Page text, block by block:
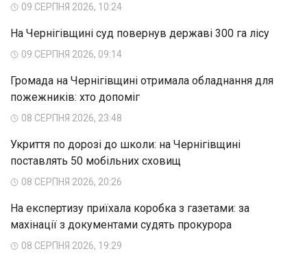
09 СЕРПНЯ 2026, 10:24
На Чернігівщині суд повернув державі 300 га лісу
09 СЕРПНЯ 2026, 09:14
Громада на Чернігівщині отримала обладнання для
пожежників: хто допоміг
08 СЕРПНЯ 2026, 23:48
Укриття по дорозі до школи: на Чернігівщині
поставлять 50 мобільних сховищ
08 СЕРПНЯ 2026, 20:26
На експертизу приїхала коробка з газетами: за
махінації з документами судять прокурора
08 СЕРПНЯ 2026, 19:29